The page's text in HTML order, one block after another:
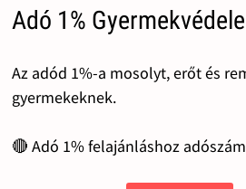
Adó 1%
Az adód 1%-a mosolyt, erőt és
gyermekeknek.
🔴 Adó 1% felajánláshoz